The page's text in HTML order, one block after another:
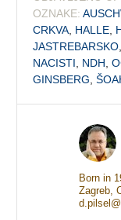
OZNAKE:
CRKVA HALLE
JASTREBARSKO
NACISTI
NDH ,
GINSBERG ,
Born in
Zagreb,